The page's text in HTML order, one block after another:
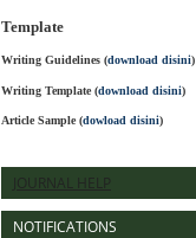
Template
Writing Guidelines (download disini)
Writing Template (download disini)
Article Sample (dowload disini)
JOURNAL HELP
NOTIFICATIONS